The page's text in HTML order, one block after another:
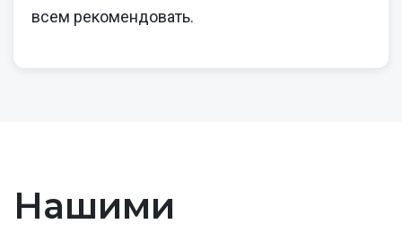
всем рекомендовать.
Нашими